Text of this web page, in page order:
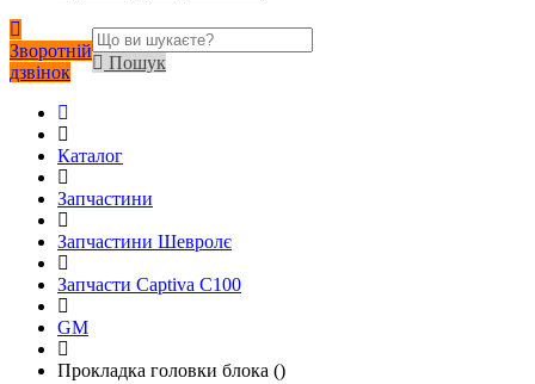
Зворотній
дзвінок
Пошук
Каталог
Запчастини
Запчастини Шевролє
Запчасти Captiva C100
GM
Прокладка головки блока ()